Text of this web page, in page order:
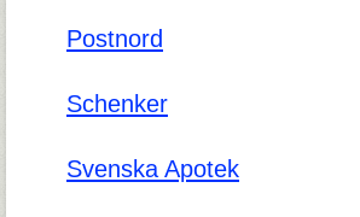
Postnord
Schenker
Svenska Apotek